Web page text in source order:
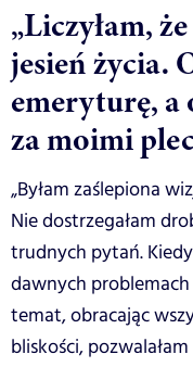
„Liczyłam,
jesień życia.
emeryturę, a
za moimi
„Byłam zaślepiona
Nie dostrzegałam
trudnych pytań.
dawnych
temat, obracając
bliskości,